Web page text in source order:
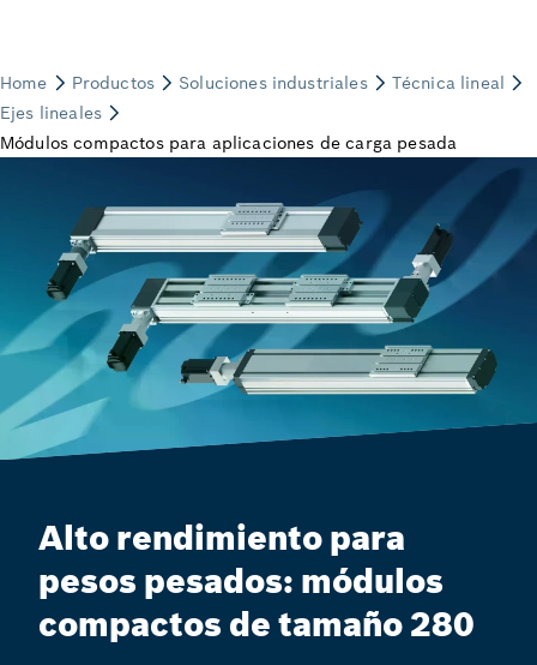
Alto rendimiento para
pesos pesados: módulos
compactos de tamaño 280